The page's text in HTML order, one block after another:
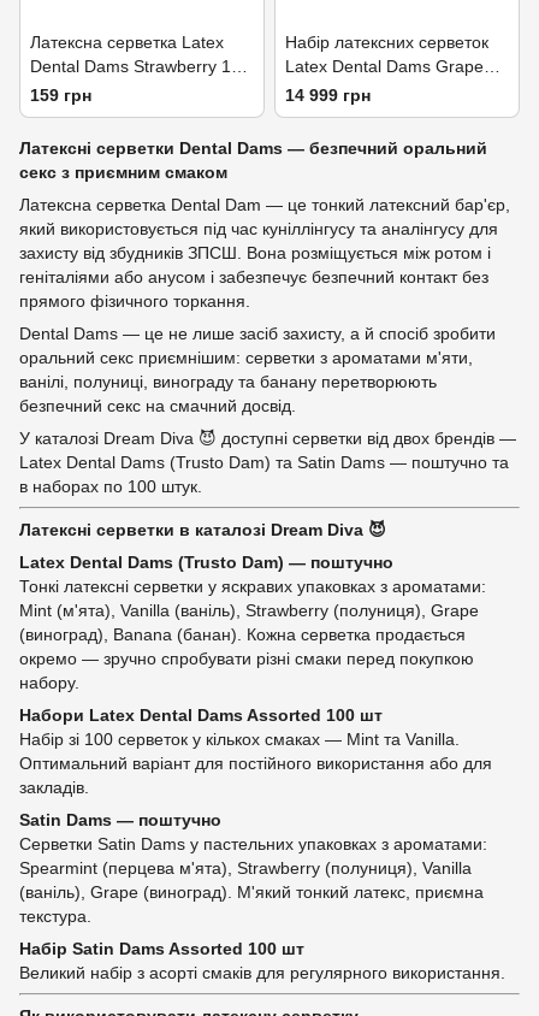
Латексна серветка Latex
Dental Dams Strawberry 1
шт
159 грн
Набір латексних серветок
Latex Dental Dams Grape
100 шт
14 999 грн
Латексні серветки Dental Dams — безпечний оральний
секс з приємним смаком
Латексна серветка Dental Dam — це тонкий латексний бар'єр,
який використовується під час куніллінгусу та аналінгусу для
захисту від збудників ЗПСШ. Вона розміщується між ротом і
геніталіями або анусом і забезпечує безпечний контакт без
прямого фізичного торкання.
Dental Dams — це не лише засіб захисту, а й спосіб зробити
оральний секс приємнішим: серветки з ароматами м'яти,
ванілі, полуниці, винограду та банану перетворюють
безпечний секс на смачний досвід.
У каталозі Dream Diva 😈 доступні серветки від двох брендів —
Latex Dental Dams (Trusto Dam) та Satin Dams — поштучно та
в наборах по 100 штук.
Латексні серветки в каталозі Dream Diva 😈
Latex Dental Dams (Trusto Dam) — поштучно
Тонкі латексні серветки у яскравих упаковках з ароматами:
Mint (м'ята), Vanilla (ваніль), Strawberry (полуниця), Grape
(виноград), Banana (банан). Кожна серветка продається
окремо — зручно спробувати різні смаки перед покупкою
набору.
Набори Latex Dental Dams Assorted 100 шт
Набір зі 100 серветок у кількох смаках — Mint та Vanilla.
Оптимальний варіант для постійного використання або для
закладів.
Satin Dams — поштучно
Серветки Satin Dams у пастельних упаковках з ароматами:
Spearmint (перцева м'ята), Strawberry (полуниця), Vanilla
(ваніль), Grape (виноград). М'який тонкий латекс, приємна
текстура.
Набір Satin Dams Assorted 100 шт
Великий набір з асорті смаків для регулярного використання.